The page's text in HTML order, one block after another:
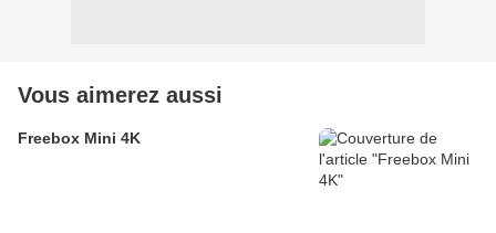
Vous aimerez aussi
Freebox Mini 4K